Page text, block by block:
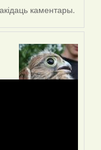
каментары.